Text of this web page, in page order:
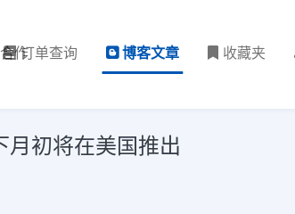
作订单查询 博客文章 收藏夹
初将在美国推出